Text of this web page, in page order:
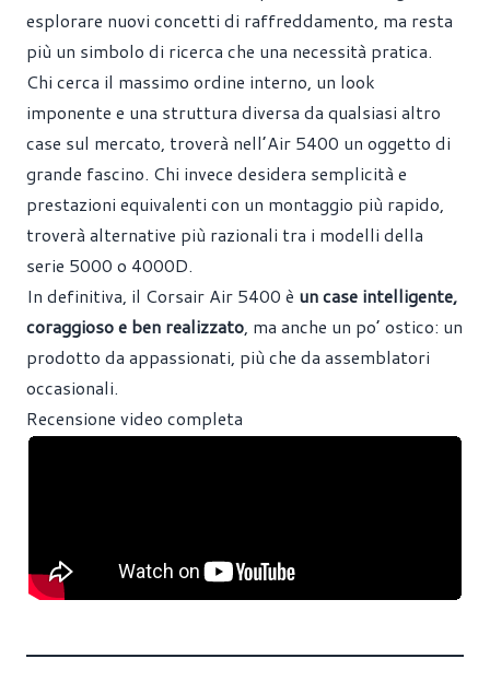
esplorare nuovi concetti di raffreddamento, ma resta
più un simbolo di ricerca che una necessità pratica.
Chi cerca il massimo ordine interno, un look
imponente e una struttura diversa da qualsiasi altro
case sul mercato, troverà nell’Air 5400 un oggetto di
grande fascino. Chi invece desidera semplicità e
prestazioni equivalenti con un montaggio più rapido,
troverà alternative più razionali tra i modelli della
serie 5000 o 4000D.
In definitiva, il Corsair Air 5400 è un case intelligente,
coraggioso e ben realizzato , ma anche un po’ ostico: un
prodotto da appassionati, più che da assemblatori
occasionali.
Recensione video completa